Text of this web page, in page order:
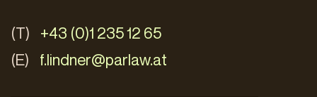
(T)
+43 (0)1 235 12 65
(E)
f.lindner@parlaw.at